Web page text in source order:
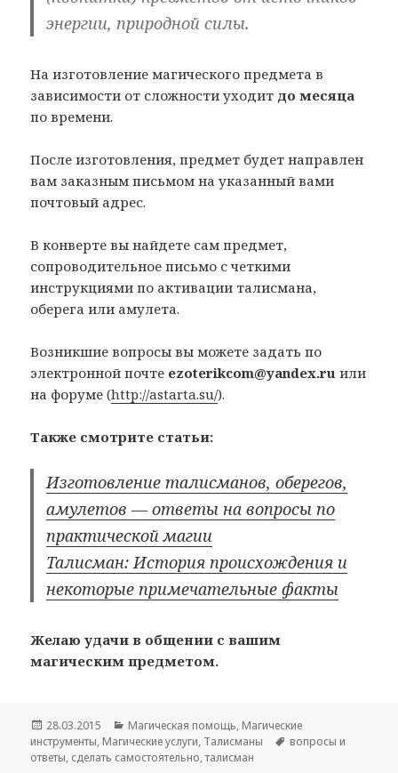
энергии, природной силы.
На изготовление магического предмета в
зависимости от сложности уходит до месяца
по времени.
После изготовления, предмет будет направлен
вам заказным письмом на указанный вами
почтовый адрес.
В конверте вы найдете сам предмет,
сопроводительное письмо с четкими
инструкциями по активации талисмана,
оберега или амулета.
Возникшие вопросы вы можете задать по
электронной почте ezoterikcom@yandex.ruили
на форуме (http://astarta.su/).
Также смотрите статьи:
Изготовление талисманов, оберегов,
амулетов — ответы на вопросы по
практической магии
Талисман: История происхождения и
некоторые примечательные факты
Желаю удачи в общении с вашим
магическим предметом.
Опубликовано
28.03.2015 Рубрики
Магическая помощь, Магические
инструменты, Магические услуги, Талисманы Метки
вопросы и
ответы, сделать самостоятельно,талисман